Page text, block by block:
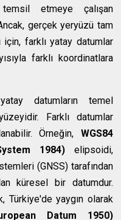
etmeye çalışan
gerçek yeryüzü tam
farklı yatay datumlar
farklı koordinatlara
datumların temel
Farklı datumlar
Örneğin, WGS84
1984)elipsoidi,
(GNSS) tarafından
küresel bir datumdur.
Türkiye'de yaygın olarak
Datum 1950)